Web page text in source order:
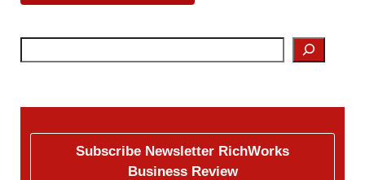
Subscribe Newsletter RichWorks
Business Review